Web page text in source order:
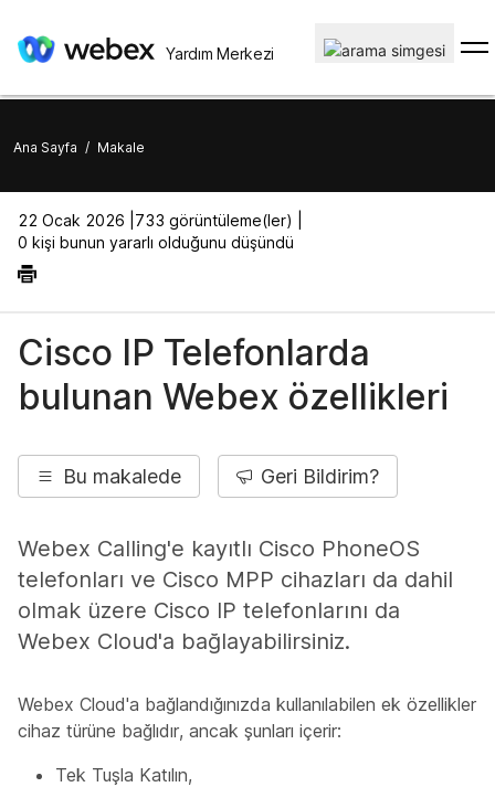
Yardım Merkezi
Ana Sayfa / Makale
22 Ocak 2026 | 733 görüntüleme(ler) |
0 kişi bunun yararlı olduğunu düşündü
Cisco IP Telefonlarda
bulunan Webex özellikleri
Bu makalede Geri Bildirim?
Webex Calling'e kayıtlı Cisco PhoneOS
telefonları ve Cisco MPP cihazları da dahil
olmak üzere Cisco IP telefonlarını da
Webex Cloud'a bağlayabilirsiniz.
Webex Cloud'a bağlandığınızda kullanılabilen ek özellikler
cihaz türüne bağlıdır, ancak şunları içerir:
Tek Tuşla Katılın,